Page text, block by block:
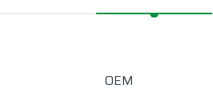
OEM